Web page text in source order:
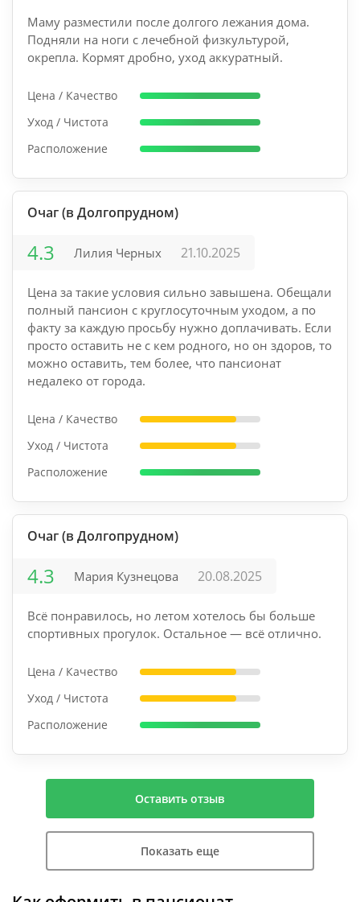
Маму разместили после долгого лежания дома.
Подняли на ноги с лечебной физкультурой,
окрепла. Кормят дробно, уход аккуратный.
Цена / Качество
Уход / Чистота
Расположение
Очаг (в Долгопрудном)
4.3 Лилия Черных 21.10.2025
Цена за такие условия сильно завышена. Обещали
полный пансион с круглосуточным уходом, а по
факту за каждую просьбу нужно доплачивать. Если
просто оставить не с кем родного, но он здоров, то
можно оставить, тем более, что пансионат
недалеко от города.
Цена / Качество
Уход / Чистота
Расположение
Очаг (в Долгопрудном)
4.3 Мария Кузнецова 20.08.2025
Всё понравилось, но летом хотелось бы больше
спортивных прогулок. Остальное — всё отлично.
Цена / Качество
Уход / Чистота
Расположение
Оставить отзыв
Показать еще